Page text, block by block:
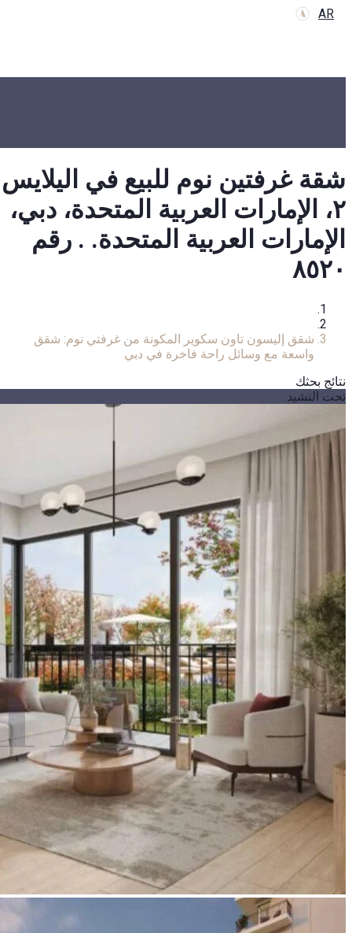
AR
شقة غرفتين نوم للبيع في اليلايس
٢، الإمارات العربية المتحدة، دبي،
الإمارات العربية المتحدة. . رقم
٨٥٢٠
شقق إليسون تاون سكوير المكونة من غرفتي نوم: شقق
واسعة مع وسائل راحة فاخرة في دبي
نتائج بحثك
تحت التشيد